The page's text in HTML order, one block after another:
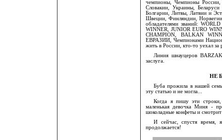
чемпионы, Чемпионы
Словакии, Украины,
Болгарии, Литвы, Латвии и
Швеции, Финляндии,
обладателями званий:
WINNER, JUNIOR EURO
CHAMPION, BALKAN
ЕВРАЗИИ, Чемпионами
жить в России, кто-то уехал за
Линия шнауцеров
заслуга.
НЕ
Буба прожила в нашей
эту статью и не могла...
Когда я пишу эти
маленькая девочка Миня -
шоколадные конфеты и
И сейчас, спустя время,
продолжается!